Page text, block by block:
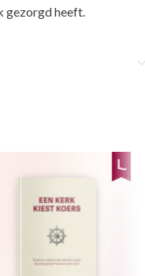
gezorgd heeft.